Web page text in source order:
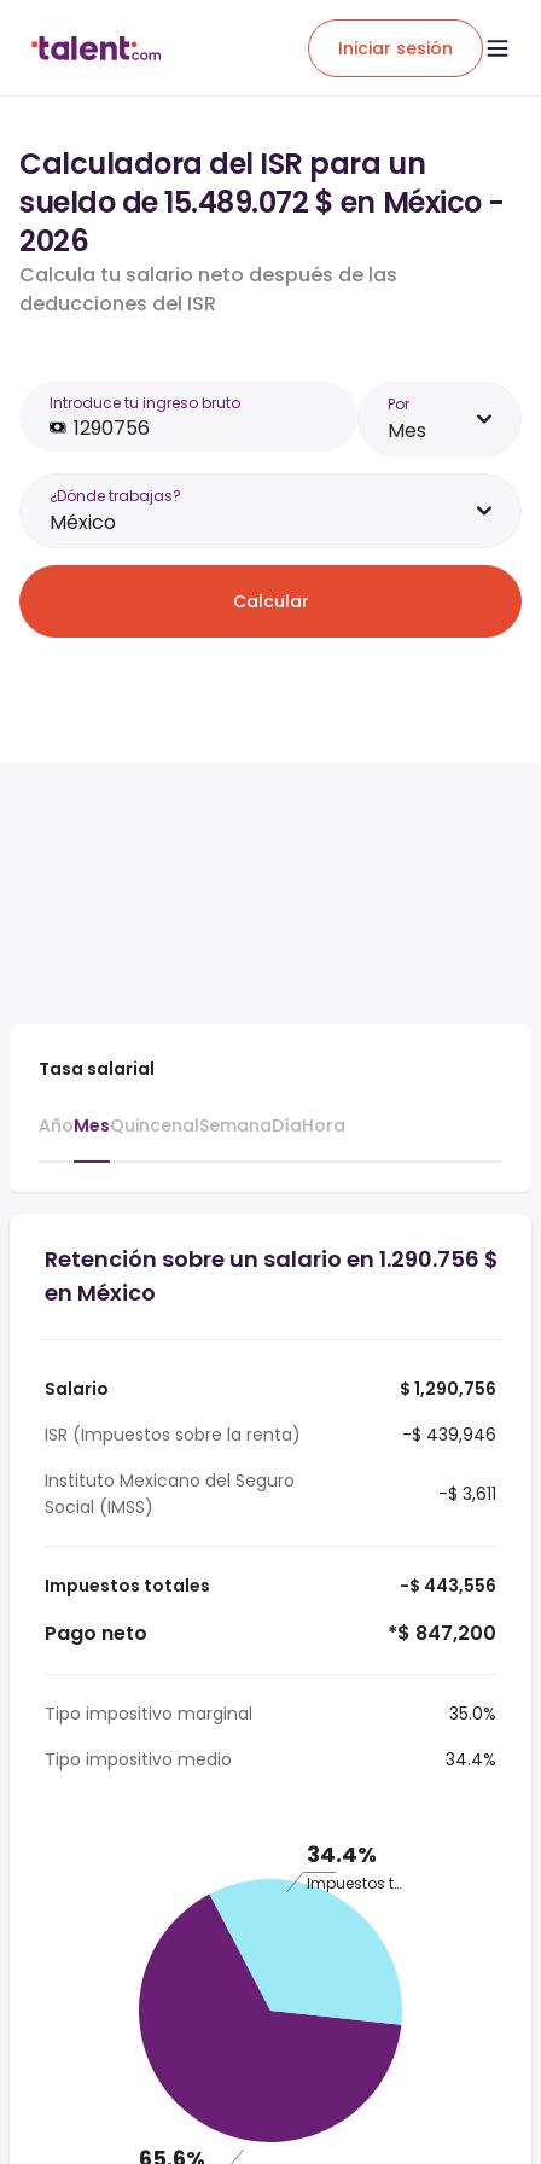
Iniciar sesión
Calculadora del ISR para un
sueldo de 15.489.072 $ en México -
2026
Calcula tu salario neto después de las
deducciones del ISR
Introduce tu ingreso bruto Por
Mes
¿Dónde trabajas?
México
Calcular
Tasa salarial
AñoMesQuincenalSemanaDíaHora
Retención sobre un salario en 1.290.756 $
en México
Salario
$ 1,290,756
ISR (Impuestos sobre la renta)
-$ 439,946
Instituto Mexicano del Seguro
Social (IMSS)
-$ 3,611
Impuestos totales -$ 443,556
Pago neto *$ 847,200
Tipo impositivo marginal
35.0%
Tipo impositivo medio
34.4%
34.4%
Impuestos totales